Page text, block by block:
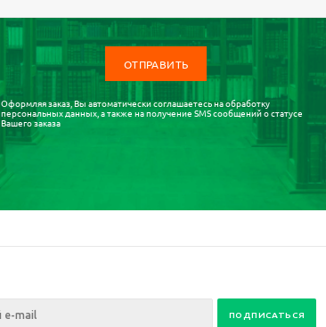
Оформляя заказ, Вы автоматически соглашаетесь наобработку
персональных данных, а также на получение SMS сообщений о статусе
Вашего заказа